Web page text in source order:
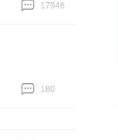
17946
180